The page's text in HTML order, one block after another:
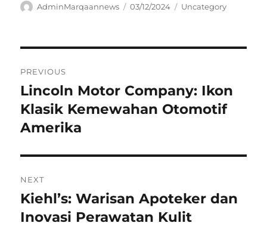
Author
AdminMarqaannews
Posted
03/12/2024 Categories
Uncategory
pos
PREVIOUS
Previous
post:
Lincoln Motor Company: Ikon
Klasik Kemewahan Otomotif
Amerika
NEXT
Next
post:
Kiehl’s: Warisan Apoteker dan
Inovasi Perawatan Kulit